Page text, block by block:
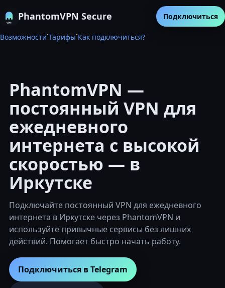
PhantomVPN Secure
Возможности·Тарифы·Как подключиться?
Подключиться
PhantomVPN —
постоянный VPN для
ежедневного
интернета с высокой
скоростью — в
Иркутске
Подключайте постоянный VPN для ежедневного
интернета в Иркутске через PhantomVPN и
используйте привычные сервисы без лишних
действий. Помогает быстро начать работу.
Подключиться в Telegram